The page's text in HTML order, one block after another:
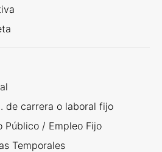
de carrera o laboral fijo
Público / Empleo Fijo
Temporales